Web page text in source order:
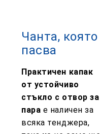
Чанта, която
пасва
Практичен капак
от устойчиво
стъкло с отвор за
пара е наличен за
всяка тенджера,